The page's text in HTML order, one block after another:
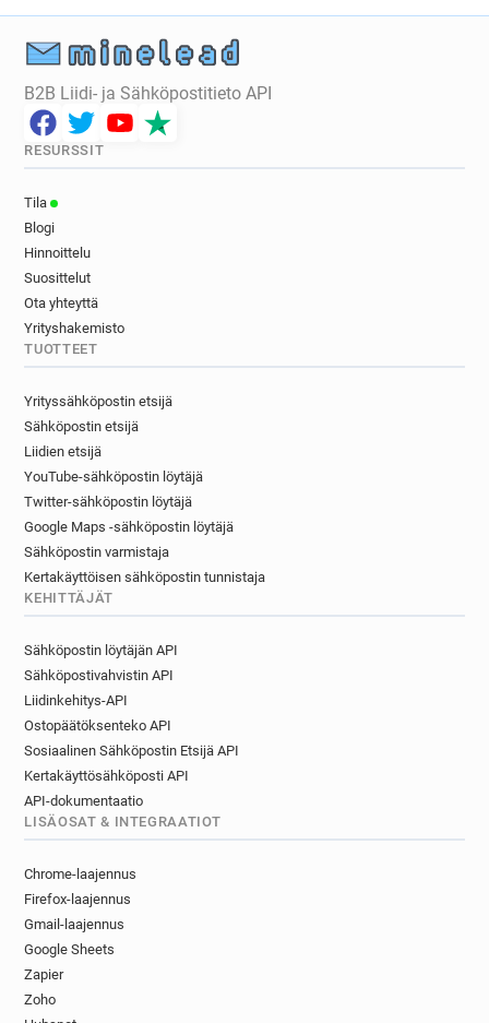
B2B Liidi- ja Sähköpostitieto API
RESURSSIT
Tila
Blogi
Hinnoittelu
Suosittelut
Ota yhteyttä
Yrityshakemisto
TUOTTEET
Yrityssähköpostin etsijä
Sähköpostin etsijä
Liidien etsijä
YouTube-sähköpostin löytäjä
Twitter-sähköpostin löytäjä
Google Maps -sähköpostin löytäjä
Sähköpostin varmistaja
Kertakäyttöisen sähköpostin tunnistaja
KEHITTÄJÄT
Sähköpostin löytäjän API
Sähköpostivahvistin API
Liidinkehitys-API
Ostopäätöksenteko API
Sosiaalinen Sähköpostin Etsijä API
Kertakäyttösähköposti API
API-dokumentaatio
LISÄOSAT & INTEGRAATIOT
Chrome-laajennus
Firefox-laajennus
Gmail-laajennus
Google Sheets
Zapier
Zoho